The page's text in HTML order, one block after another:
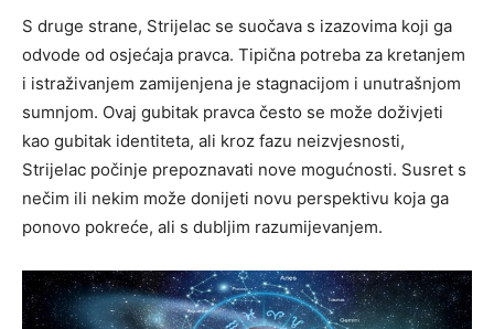
S druge strane, Strijelac se suočava s izazovima koji ga
odvode od osjećaja pravca. Tipična potreba za kretanjem
i istraživanjem zamijenjena je stagnacijom i unutrašnjom
sumnjom. Ovaj gubitak pravca često se može doživjeti
kao gubitak identiteta, ali kroz fazu neizvjesnosti,
Strijelac počinje prepoznavati nove mogućnosti. Susret s
nečim ili nekim može donijeti novu perspektivu koja ga
ponovo pokreće, ali s dubljim razumijevanjem.